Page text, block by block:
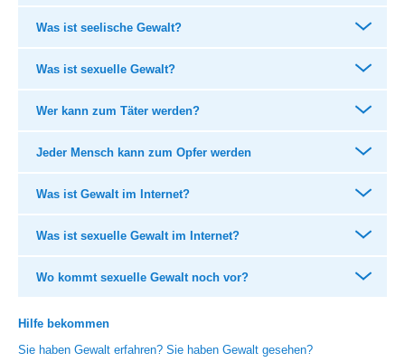
Was ist seelische Gewalt?
Was ist sexuelle Gewalt?
Wer kann zum Täter werden?
Jeder Mensch kann zum Opfer werden
Was ist Gewalt im Internet?
Was ist sexuelle Gewalt im Internet?
Wo kommt sexuelle Gewalt noch vor?
Hilfe bekommen
Sie haben Gewalt erfahren? Sie haben Gewalt gesehen?